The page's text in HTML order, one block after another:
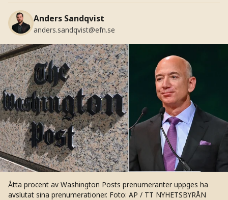
Anders Sandqvist
anders.sandqvist@efn.se
Åtta procent av Washington Posts prenumeranter uppges ha
avslutat sina prenumerationer. Foto: AP / TT NYHETSBYRÅN